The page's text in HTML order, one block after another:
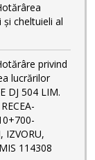
cheltuieli al
privind
lucrărilor
DJ 504 LIM.
IZVORU,
114308